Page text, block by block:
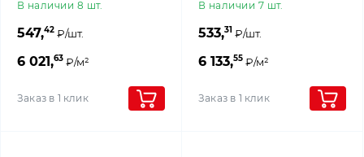
В наличии 8 шт.
547,42 ₽/шт.
6 021,63 ₽/м²
Заказ в 1 клик
В наличии 7 шт.
533,31 ₽/шт.
6 133,55 ₽/м²
Заказ в 1 клик